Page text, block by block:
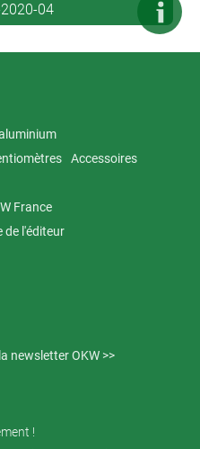
04
Accessoires
France
de l'éditeur
newsletter OKW >>
!